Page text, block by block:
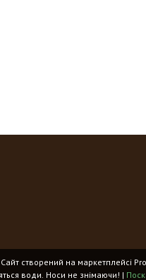
Сайт створений на маркетплейсі
«Spikes» - прикраси, що не темніють і не бояться води. Носи не знімаючи! |